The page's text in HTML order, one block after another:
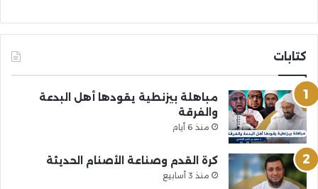
كتابات
مباهلة بيزنطية يقودها أهل البدعة
والفرقة
منذ 6 أيام
كرة القدم وصناعة الأصنام الحديثة
منذ 3 أسابيع